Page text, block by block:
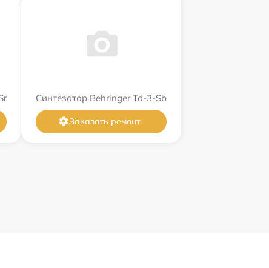
Синтезатор Behringer Td-3-Sb
Заказать ремонт